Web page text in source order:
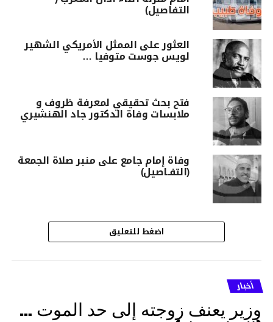
التفاصيل)
العثور على الممثل الأمريكي الشهير
لويس جوست متوفيا …
فتح بحث تحقيقي لمعرفة ظروف و
ملابسات وفاة الدكتور جاد الهنشيري
وفاة إمام جامع على منبر صلاة الجمعة
(التفـاصيل)
اضغط للتعليق
أخبار
وزير يعنف زوجته إلى حد الموت …